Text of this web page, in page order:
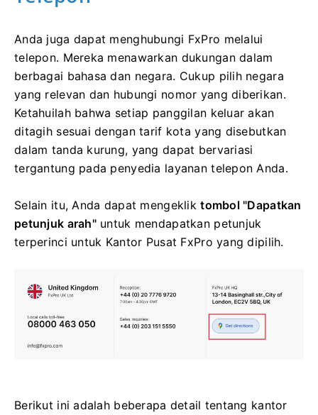
Anda juga dapat menghubungi FxPro melalui
telepon. Mereka menawarkan dukungan dalam
berbagai bahasa dan negara. Cukup pilih negara
yang relevan dan hubungi nomor yang diberikan.
Ketahuilah bahwa setiap panggilan keluar akan
ditagih sesuai dengan tarif kota yang disebutkan
dalam tanda kurung, yang dapat bervariasi
tergantung pada penyedia layanan telepon Anda.
Selain itu, Anda dapat mengekliktombol "Dapatkan
petunjuk arah"untuk mendapatkan petunjuk
terperinci untuk Kantor Pusat FxPro yang dipilih.
Berikut ini adalah beberapa detail tentang kantor